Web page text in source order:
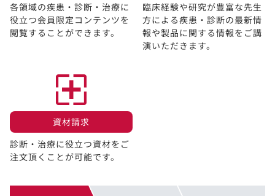
各領域の疾患・診断・治療に
役立つ会員限定コンテンツを
閲覧することができます。​
臨床経験や研究が豊富な先生
方による疾患・診断の最新情
報や製品に関する情報をご講
演いただきます。
資材請求​
診断・治療に役立つ資材をご
注文頂くことが可能です。